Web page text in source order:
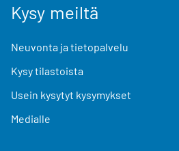
Kysy meiltä
Neuvonta ja tietopalvelu
Kysy tilastoista
Usein kysytyt kysymykset
Medialle